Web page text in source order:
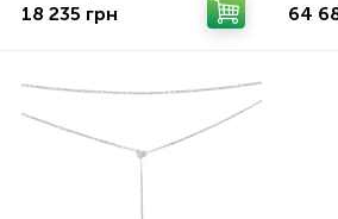
18 235 грн 64